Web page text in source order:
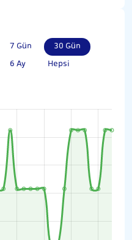
7 Gün
30 Gün
6 Ay
Hepsi